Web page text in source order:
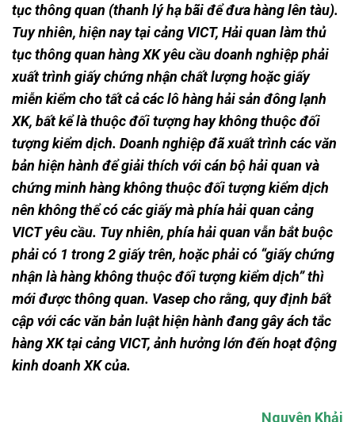
tục thông quan (thanh lý hạ bãi để đưa hàng lên tàu).
Tuy nhiên, hiện nay tại cảng VICT, Hải quan làm thủ
tục thông quan hàng XK yêu cầu doanh nghiệp phải
xuất trình giấy chứng nhận chất lượng hoặc giấy
miễn kiểm cho tất cả các lô hàng hải sản đông lạnh
XK, bất kể là thuộc đối tượng hay không thuộc đối
tượng kiểm dịch. Doanh nghiệp đã xuất trình các văn
bản hiện hành để giải thích với cán bộ hải quan và
chứng minh hàng không thuộc đối tượng kiểm dịch
nên không thể có các giấy mà phía hải quan cảng
VICT yêu cầu. Tuy nhiên, phía hải quan vẫn bắt buộc
phải có 1 trong 2 giấy trên, hoặc phải có “giấy chứng
nhận là hàng không thuộc đối tượng kiểm dịch” thì
mới được thông quan. Vasep cho rằng, quy định bất
cập với các văn bản luật hiện hành đang gây ách tắc
hàng XK tại cảng VICT, ảnh hưởng lớn đến hoạt động
kinh doanh XK của.
Nguyên Khải